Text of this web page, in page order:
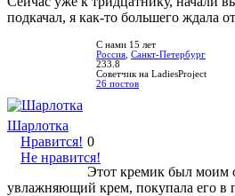
подкачал, я как-то большего ждала
С нами 15 лет
Россия Санкт-Петербург
233.8
Советчик на LadiesProject
26 постов
Шарлотка
Нравится!
Не нравится!
0
Этот кремик был моим
увлажняющий крем, покупала его в